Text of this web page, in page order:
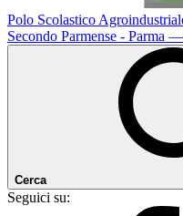
Polo Scolastico
Secondo Parmense - Parma —
Cerca
Seguici su: